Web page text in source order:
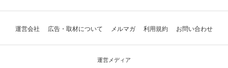
運営会社 広告・取材について メルマガ 利用規約 お問い合わせ
運営メディア